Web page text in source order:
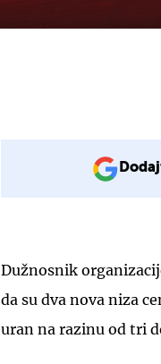
Dužnosnik
da su dva nova niza
uran na razinu od tri